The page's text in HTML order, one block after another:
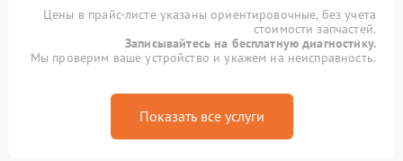
Цены в прайс-листе указаны ориентировочные, без учета
стоимости запчастей.
Записывайтесь на бесплатную диагностику.
Мы проверим ваше устройство и укажем на неисправность.
Показать все услуги